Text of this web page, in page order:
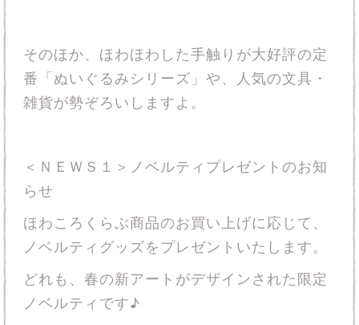
そのほか、ほわほわした手触りが大好評の定
番「ぬいぐるみシリーズ」や、人気の文具・
雑貨が勢ぞろいしますよ。
＜ＮＥＷＳ１＞ノベルティプレゼントのお知
らせ
ほわころくらぶ商品のお買い上げに応じて、
ノベルティグッズをプレゼントいたします。
どれも、春の新アートがデザインされた限定
ノベルティです♪